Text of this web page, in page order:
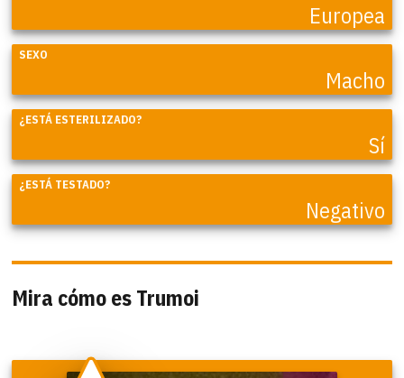
Europea
SEXO
Macho
¿ESTÁ ESTERILIZADO?
Sí
¿ESTÁ TESTADO?
Negativo
Mira cómo es Trumoi